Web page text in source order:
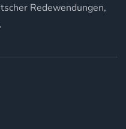
Redewendungen,